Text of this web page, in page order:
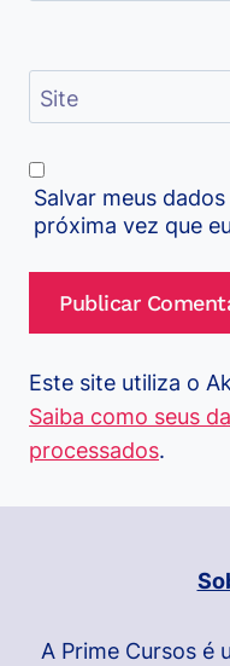
Site
Salvar meus
próxima vez que
Este site utiliza o
Saiba como seus
processados.
A Prime Cursos é